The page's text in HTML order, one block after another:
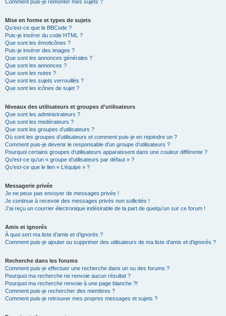
Comment puis-je remonter mes sujets ?
Mise en forme et types de sujets
Qu’est-ce que le BBCode ?
Puis-je insérer du code HTML ?
Que sont les émoticônes ?
Puis-je insérer des images ?
Que sont les annonces générales ?
Que sont les annonces ?
Que sont les notes ?
Que sont les sujets verrouillés ?
Que sont les icônes de sujet ?
Niveaux des utilisateurs et groupes d’utilisateurs
Que sont les administrateurs ?
Que sont les modérateurs ?
Que sont les groupes d’utilisateurs ?
Où sont les groupes d’utilisateurs et comment puis-je en rejoindre un ?
Comment puis-je devenir le responsable d’un groupe d’utilisateurs ?
Pourquoi certains groupes d’utilisateurs apparaissent dans une couleur différente ?
Qu’est-ce qu’un « groupe d’utilisateurs par défaut » ?
Qu’est-ce que le lien « L’équipe » ?
Messagerie privée
Je ne peux pas envoyer de messages privés !
Je continue à recevoir des messages privés non sollicités !
J’ai reçu un courrier électronique indésirable de la part de quelqu’un sur ce forum !
Amis et ignorés
À quoi sert ma liste d’amis et d’ignorés ?
Comment puis-je ajouter ou supprimer des utilisateurs de ma liste d’amis et d’ignorés ?
Recherche dans les forums
Comment puis-je effectuer une recherche dans un ou des forums ?
Pourquoi ma recherche ne renvoie aucun résultat ?
Pourquoi ma recherche renvoie à une page blanche ?!
Comment puis-je rechercher des membres ?
Comment puis-je retrouver mes propres messages et sujets ?